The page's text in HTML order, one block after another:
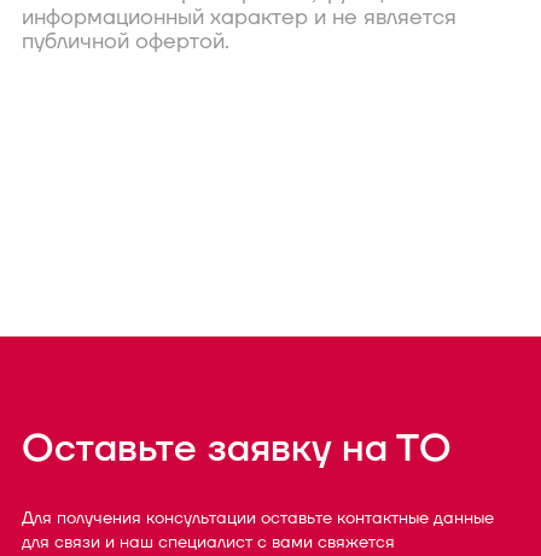
информационный характер и не является
публичной офертой.
Оставьте заявку на ТО
Для получения консультации оставьте контактные данные
для связи и наш специалист с вами свяжется